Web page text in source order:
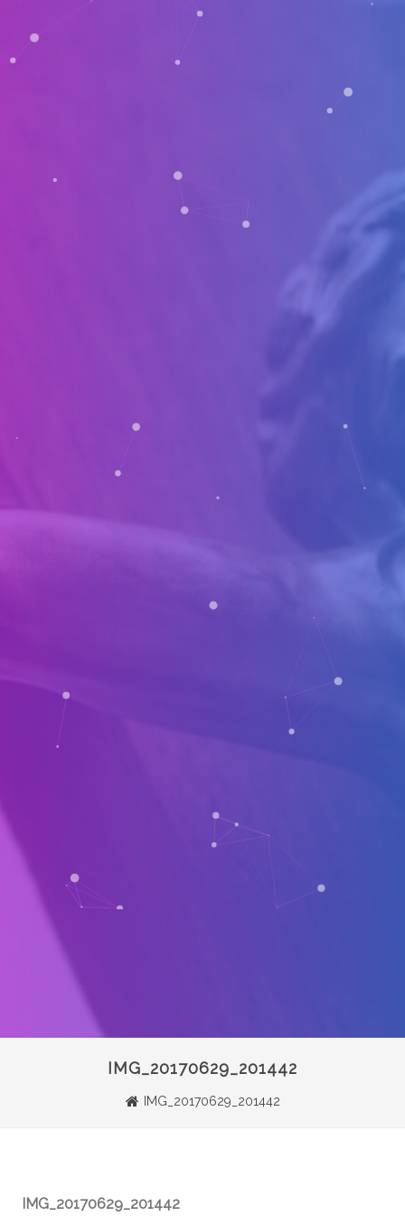
IMG_20170629_201442
IMG_20170629_201442
IMG_20170629_201442